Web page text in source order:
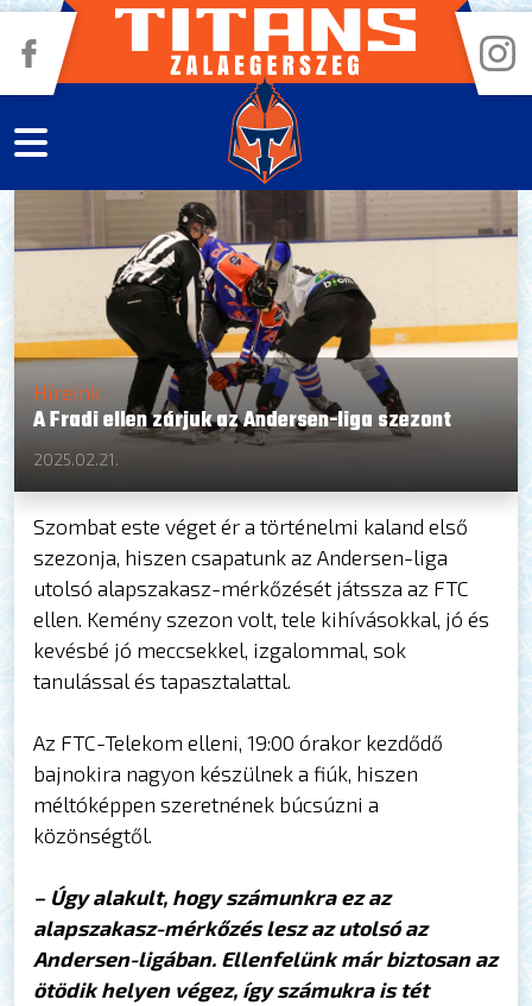
Híreink
A Fradi ellen zárjuk az Andersen-liga szezont
2025.02.21.
Szombat este véget ér a történelmi kaland első
szezonja, hiszen csapatunk az Andersen-liga
utolsó alapszakasz-mérkőzését játssza az FTC
ellen. Kemény szezon volt, tele kihívásokkal, jó és
kevésbé jó meccsekkel, izgalommal, sok
tanulással és tapasztalattal.
Az FTC-Telekom elleni, 19:00 órakor kezdődő
bajnokira nagyon készülnek a fiúk, hiszen
méltóképpen szeretnének búcsúzni a
közönségtől.
– Úgy alakult, hogy számunkra ez az
alapszakasz-mérkőzés lesz az utolsó az
Andersen-ligában. Ellenfelünk már biztosan az
ötödik helyen végez, így számukra is tét